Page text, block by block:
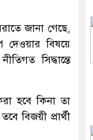
জানা গেছে,
দেওয়ার বিষয়ে
সিদ্ধান্তে
হবে কিনা তা
বিজয়ী প্রার্থী